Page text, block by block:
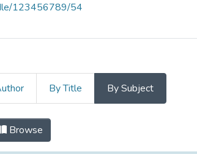
123456789/54
By Title By Subject
і мистецтва by
Browse